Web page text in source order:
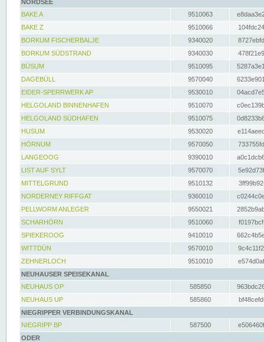
NORDSEE
BAKE A
9510063
BAKE Z
9510066
BORKUM FISCHERBALJE
9340020
BORKUM SÜDSTRAND
9340030
BÜSUM
9510095
DAGEBÜLL
9570040
EIDER-SPERRWERK AP
9530010
HELGOLAND BINNENHAFEN
9510070
HELGOLAND SÜDHAFEN
9510075
HUSUM
9530020
HÖRNUM
9570050
LANGEOOG
9390010
LIST AUF SYLT
9570070
MITTELGRUND
9510132
NORDERNEY RIFFGAT
9360010
PELLWORM ANLEGER
9550021
SCHARHÖRN
9510060
SPIEKEROOG
9410010
WITTDÜN
9570010
ZEHNERLOCH
9510010
NEUHAUSER SPEISEKANAL
NEUHAUS OP
585850
NEUHAUS UP
585860
NIEGRIPPER VERBINDUNGSKANAL
NIEGRIPP BP
587500
ODER